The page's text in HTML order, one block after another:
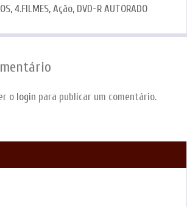
,4.FILMES,Ação, DVD-R AUTORADO
o login para publicar um comentário.